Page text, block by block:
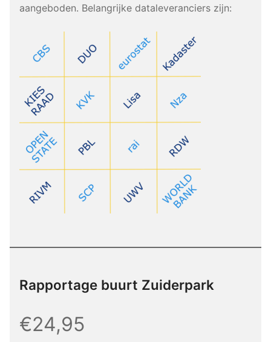
aangeboden. Belangrijke dataleveranciers zijn:
Rapportage buurt Zuiderpark
€24,95